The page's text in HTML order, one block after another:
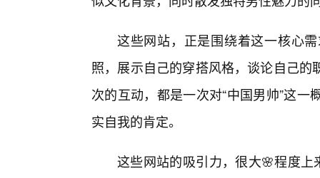
这些网站，正是围绕着这一核心
照，展示自己的穿搭风格，谈论自己
次的互动，都是一次对“中国男帅”这
实自我的肯定。
这些网站的吸引力，很大🌸程度上